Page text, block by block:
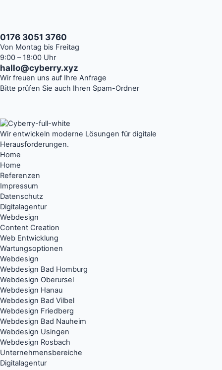
0176 3051 3760
Von Montag bis Freitag
9:00 – 18:00 Uhr
hallo@cyberry.xyz
Wir freuen uns auf Ihre Anfrage
Bitte prüfen Sie auch Ihren Spam-Ordner
Wir entwickeln moderne Lösungen für digitale
Herausforderungen.
Home
Home
Referenzen
Impressum
Datenschutz
Digitalagentur
Webdesign
Content Creation
Web Entwicklung
Wartungsoptionen
Webdesign
Webdesign Bad Homburg
Webdesign Oberursel
Webdesign Hanau
Webdesign Bad Vilbel
Webdesign Friedberg
Webdesign Bad Nauheim
Webdesign Usingen
Webdesign Rosbach
Unternehmensbereiche
Digitalagentur